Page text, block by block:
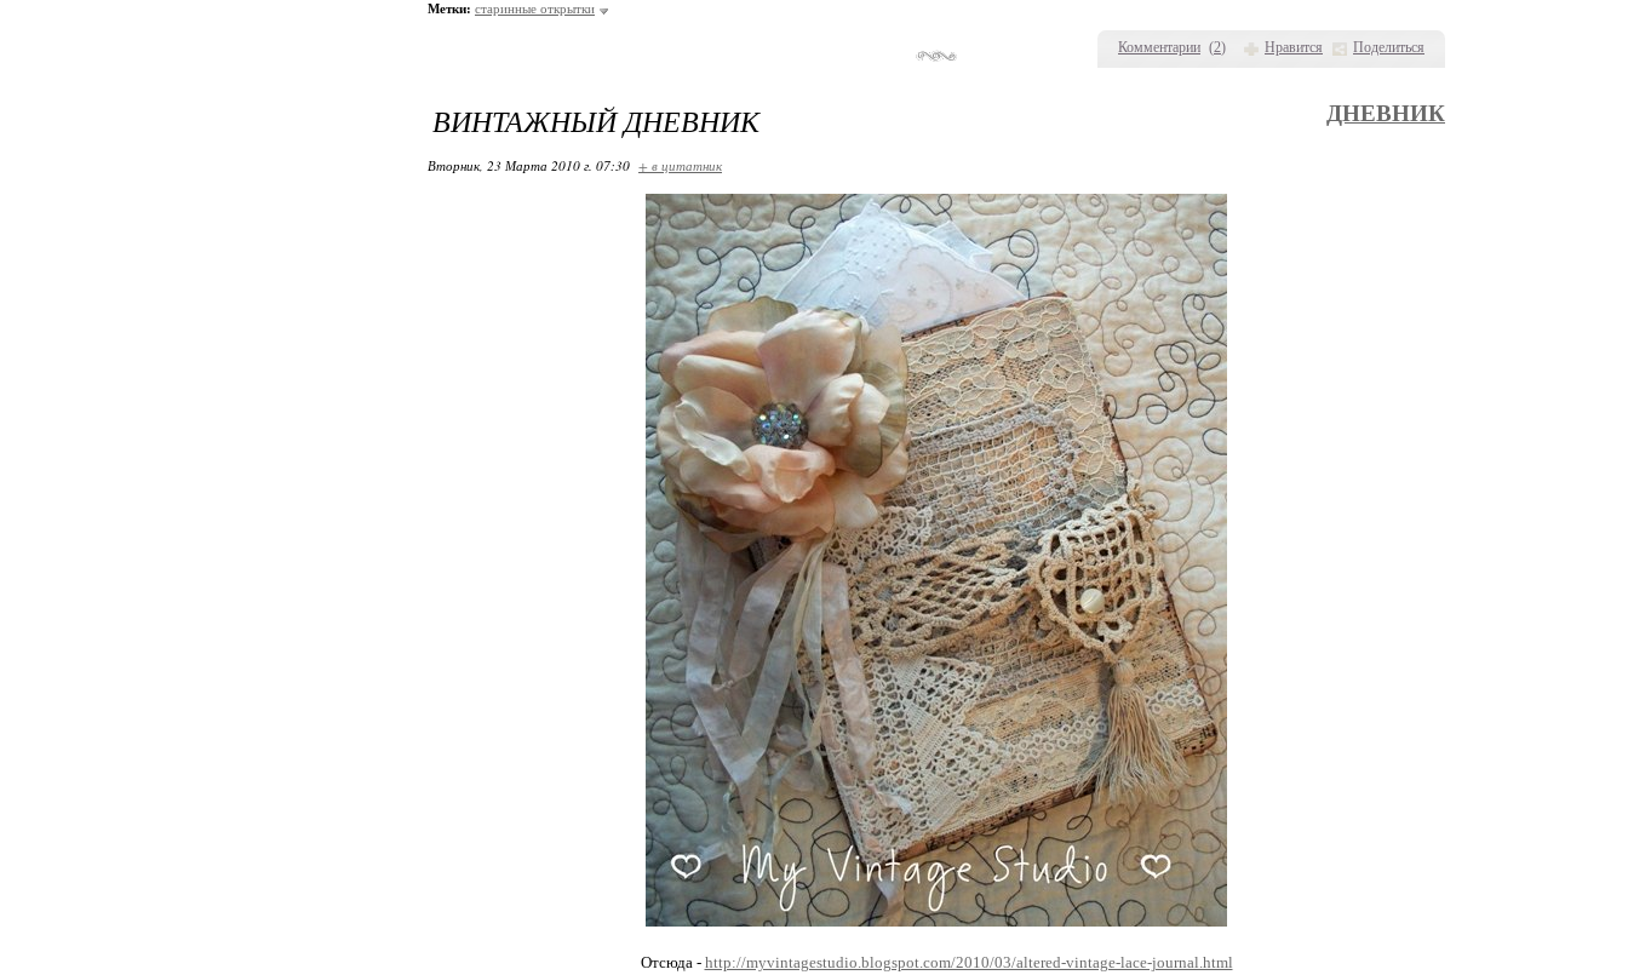
Комментарии (2) Нравится Поделиться
Метки: старинные открытки
ВИНТАЖНЫЙ ДНЕВНИК ДНЕВНИК
Вторник, 23 Марта 2010 г. 07:30 + в цитатник
Отсюда - http://myvintagestudio.blogspot.com/2010/03/altered-vintage-lace-journal.html